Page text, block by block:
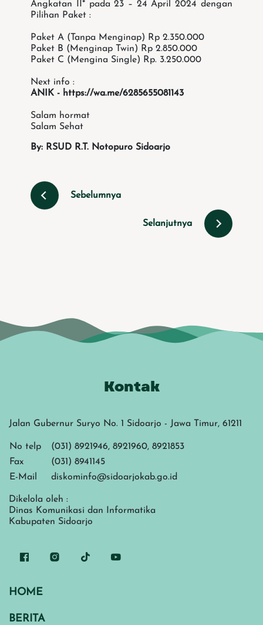
Angkatan II* pada 23 – 24 April 2024 dengan
Pilihan Paket :
Paket A (Tanpa Menginap) Rp 2.350.000
Paket B (Menginap Twin) Rp 2.850.000
Paket C (Mengina Single) Rp. 3.250.000
Next info :
ANIK - https://wa.me/6285655081143
Salam hormat
Salam Sehat
By: RSUD R.T. Notopuro Sidoarjo
Sebelumnya
Selanjutnya
Kontak
Jalan Gubernur Suryo No. 1 Sidoarjo - Jawa Timur, 61211
No telp
(031) 8921946, 8921960, 8921853
Fax
(031) 8941145
E-Mail
diskominfo@sidoarjokab.go.id
Dikelola oleh :
Dinas Komunikasi dan Informatika
Kabupaten Sidoarjo
HOME
BERITA